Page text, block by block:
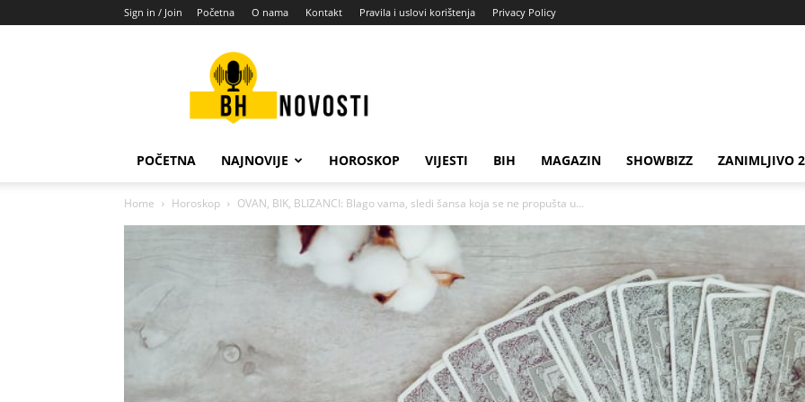
Sign in / Join Početna O nama Kontakt Pravila i uslovi korištenja Privacy Policy
POČETNA NAJNOVIJE HOROSKOP VIJESTI BIH MAGAZIN SHOWBIZZ ZANIMLJIVO
Home Horoskop OVAN, BIK, BLIZANCI: Blago vama, sledi šansa koja se ne propušta u...